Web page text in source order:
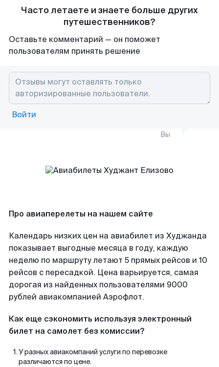
Часто летаете и знаете больше других
путешественников?
Оставьте комментарий — он поможет
пользователям принять решение
Войти
Вы
Про авиаперелеты на нашем сайте
Календарь низких цен на авиабилет из Худжанда
показывает выгодные месяца в году, каждую
неделю по маршруту летают 5 прямых рейсов и 10
рейсов с пересадкой. Цена варьируется, самая
дорогая из найденных пользователями 9000
рублей авиакомпанией Аэрофлот.
Как еще сэкономить используя электронный
билет на самолет без комиссии?
У разных авиакомпаний услуги по перевозке
различаются по цене.